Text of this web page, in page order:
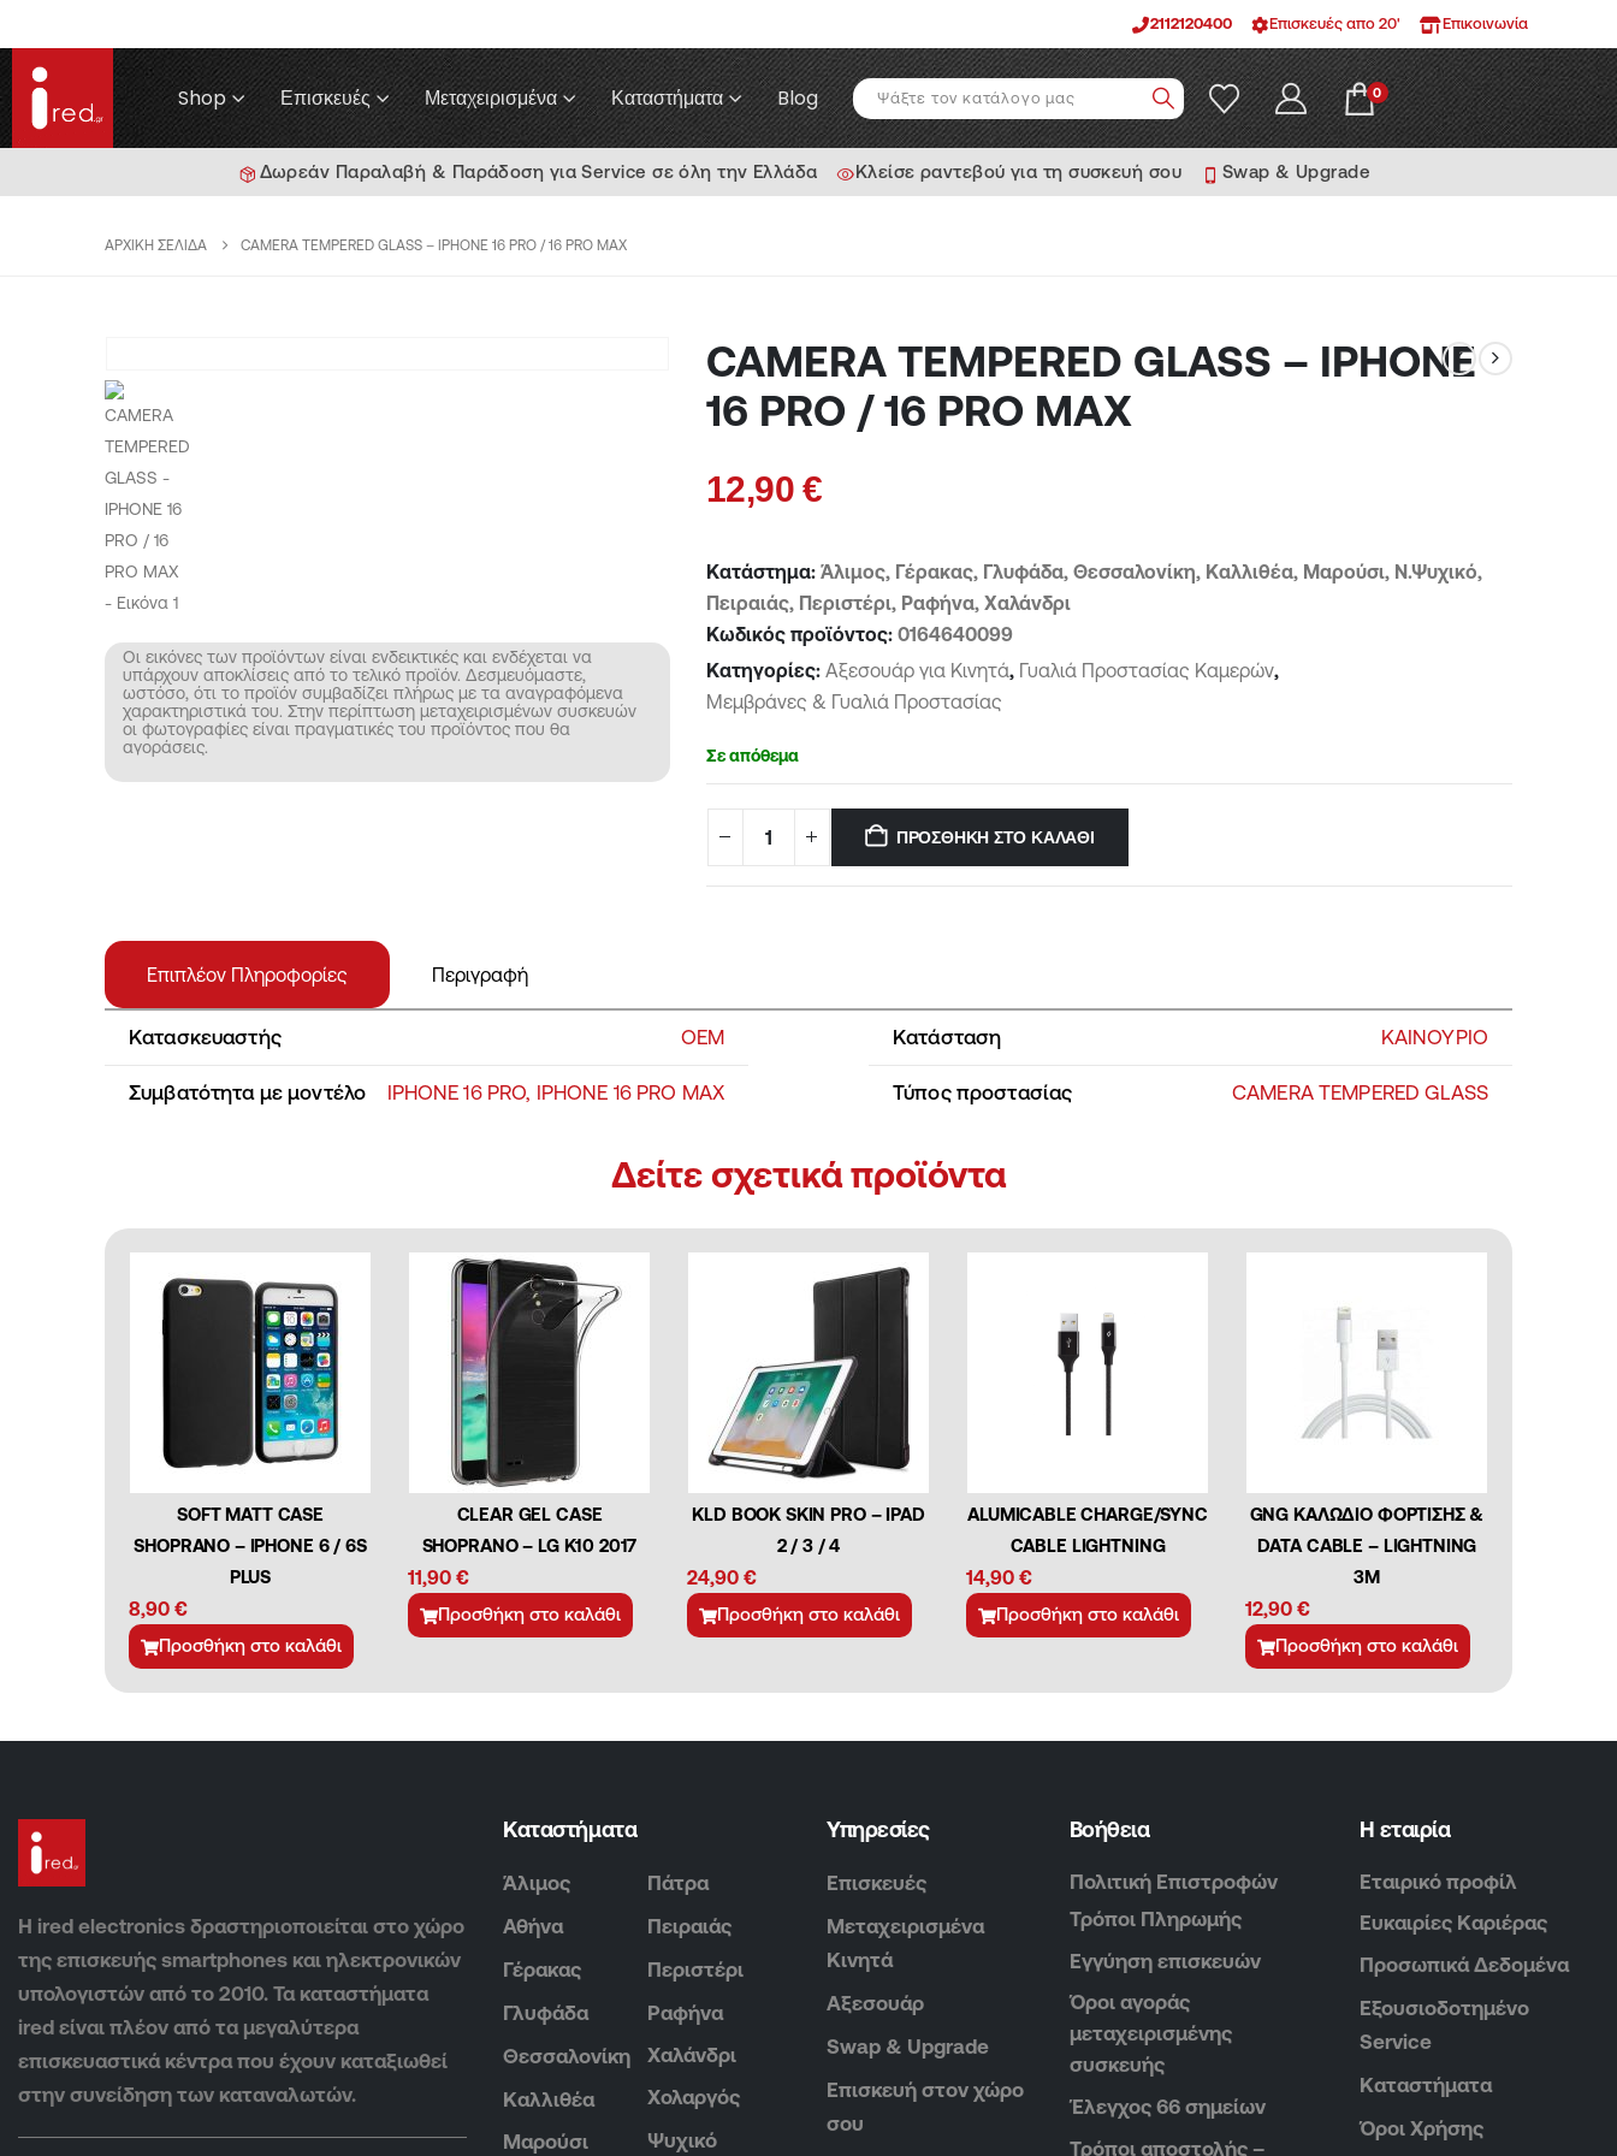
2112120400 Επισκευές απο 20' Επικοινωνία
Shop Επισκευές Μεταχειρισμένα Καταστήματα Blog 0
Δωρεάν Παραλαβή & Παράδοση για Service σε όλη την Ελλάδα Κλείσε ραντεβού για τη συσκευή σου Swap & Upgrade
ΑΡΧΙΚΉ ΣΕΛΊΔΑ CAMERA TEMPERED GLASS – IPHONE 16 PRO / 16 PRO MAX
Οι εικόνες των προϊόντων είναι ενδεικτικές και ενδέχεται να
υπάρχουν αποκλίσεις από το τελικό προϊόν. Δεσμευόμαστε,
ωστόσο, ότι το προϊόν συμβαδίζει πλήρως με τα αναγραφόμενα
χαρακτηριστικά του. Στην περίπτωση μεταχειρισμένων συσκευών
οι φωτογραφίες είναι πραγματικές του προϊόντος που θα
αγοράσεις.
CAMERA TEMPERED GLASS – IPHONE
16 PRO / 16 PRO MAX
12,90€
Κατάστημα: Άλιμος, Γέρακας, Γλυφάδα, Θεσσαλονίκη, Καλλιθέα, Μαρούσι, Ν.Ψυχικό,
Πειραιάς, Περιστέρι, Ραφήνα, Χαλάνδρι
Κωδικός προϊόντος: 0164640099
Κατηγορίες: Αξεσουάρ για Κινητά, Γυαλιά Προστασίας Καμερών,
Μεμβράνες & Γυαλιά Προστασίας
Σε απόθεμα
ΠΡΟΣΘΉΚΗ ΣΤΟ ΚΑΛΆΘΙ
Επιπλέον Πληροφορίες Περιγραφή
Κατασκευαστής OEM Κατάσταση ΚΑΙΝΟΥΡΙΟ
Συμβατότητα με μοντέλο IPHONE 16 PRO, IPHONE 16 PRO MAX Τύπος προστασίας CAMERA TEMPERED GLASS
Δείτε σχετικά προϊόντα
SOFT MATT CASE
SHOPRANO – IPHONE 6 / 6S
PLUS
8,90 €
Προσθήκη στο καλάθι
CLEAR GEL CASE
SHOPRANO – LG K10 2017
11,90 €
Προσθήκη στο καλάθι
KLD BOOK SKIN PRO – IPAD
2 / 3 / 4
24,90 €
Προσθήκη στο καλάθι
ALUMICABLE CHARGE/SYNC
CABLE LIGHTNING
14,90 €
Προσθήκη στο καλάθι
GNG ΚΑΛΩΔΙΟ ΦΟΡΤΙΣΗΣ &
DATA CABLE – LIGHTNING
3M
12,90 €
Προσθήκη στο καλάθι
Η ired electronics δραστηριοποιείται στο χώρο
της επισκευής smartphones και ηλεκτρονικών
υπολογιστών από το 2010. Τα καταστήματα
ired είναι πλέον από τα μεγαλύτερα
επισκευαστικά κέντρα που έχουν καταξιωθεί
στην συνείδηση των καταναλωτών.
Καταστήματα
Άλιμος
Αθήνα
Γέρακας
Γλυφάδα
Θεσσαλονίκη
Καλλιθέα
Μαρούσι
Πάτρα
Πειραιάς
Περιστέρι
Ραφήνα
Χαλάνδρι
Χολαργός
Ψυχικό
Υπηρεσίες
Επισκευές
Μεταχειρισμένα
Κινητά
Αξεσουάρ
Swap & Upgrade
Επισκευή στον χώρο
σου
Βοήθεια
Πολιτική Επιστροφών
Τρόποι Πληρωμής
Εγγύηση επισκευών
Όροι αγοράς
μεταχειρισμένης
συσκευής
Έλεγχος 66 σημείων
Τρόποι αποστολής –
Η εταιρία
Εταιρικό προφίλ
Ευκαιρίες Καριέρας
Προσωπικά Δεδομένα
Εξουσιοδοτημένο
Service
Καταστήματα
Όροι Χρήσης